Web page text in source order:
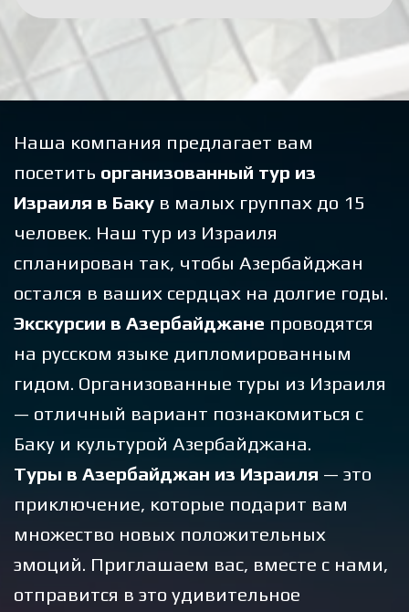
Наша компания предлагает вам
посетить организованный тур из
Израиля в Баку в малых группах до 15
человек. Наш тур из Израиля
спланирован так, чтобы Азербайджан
остался в ваших сердцах на долгие годы.
Экскурсии в Азербайджане проводятся
на русском языке дипломированным
гидом. Организованные туры из Израиля
— отличный вариант познакомиться с
Баку и культурой Азербайджана.
Туры в Азербайджан из Израиля — это
приключение, которые подарит вам
множество новых положительных
эмоций. Приглашаем вас, вместе с нами,
отправится в это удивительное